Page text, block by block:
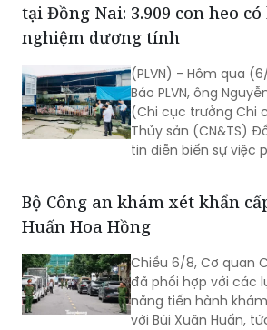
tại Đồng Nai: 3.909 con heo
nghiệm dương tính
(PLVN) - Hôm qua
Báo PLVN, ông
(Chi cục trưởng Chi
Thủy sản (CN&TS)
tin diễn biến sự việc
chất tạo nạc bị cấm
chăn nuôi) tại nhiều
Bộ Công an khám xét khẩn
Huấn Hoa Hồng
Chiều 6/8, Cơ quan
đã phối hợp với các
năng tiến hành
với Bùi Xuân Huấn,